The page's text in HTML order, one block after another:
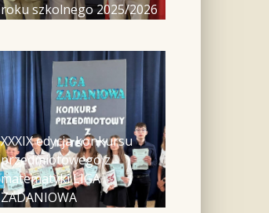
roku szkolnego 2025/2026
XXXIX edycja konkursu
przedmiotowego z
matematyki LIGA
ZADANIOWA